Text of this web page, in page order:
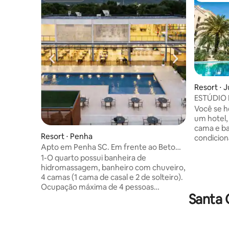
Resort ⋅ Penha
Apto em Penha SC. Em frente ao Beto
Carrero.
1-O quarto possui banheira de
hidromassagem, banheiro com chuveiro,
4 camas (1 cama de casal e 2 de solteiro).
Ocupação máxima de 4 pessoas
Resort ⋅
lESTÚDIO
Você se
um
cama e
amplo
aos
Santa